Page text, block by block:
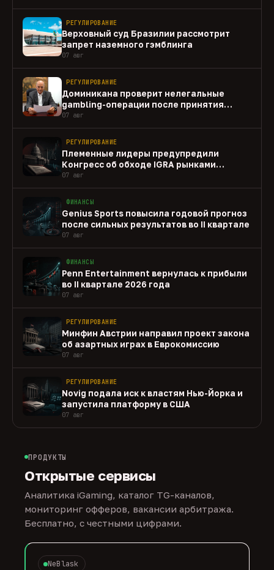
РЕГУЛИРОВАНИЕ
Верховный суд Бразилии рассмотрит
запрет наземного гэмблинга
07 авг
РЕГУЛИРОВАНИЕ
Доминикана проверит нелегальные
gambling-операции после принятия
закона
07 авг
РЕГУЛИРОВАНИЕ
Племенные лидеры предупредили
Конгресс об обходе IGRA рынками
прогнозов
07 авг
ФИНАНСЫ
Genius Sports повысила годовой прогноз
после сильных результатов во II квартале
07 авг
ФИНАНСЫ
Penn Entertainment вернулась к прибыли
во II квартале 2026 года
07 авг
РЕГУЛИРОВАНИЕ
Минфин Австрии направил проект закона
об азартных играх в Еврокомиссию
07 авг
РЕГУЛИРОВАНИЕ
Novig подала иск к властям Нью-Йорка и
запустила платформу в США
07 авг
ПРОДУКТЫ
Открытые сервисы
Аналитика iGaming, каталог TG-каналов,
мониторинг офферов, вакансии арбитража.
Бесплатно, с честными цифрами.
NeBlask